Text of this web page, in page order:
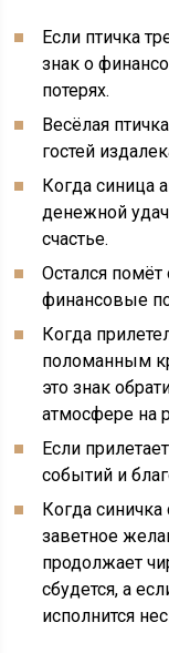
Если птичка
знак о
потерях.
Весёлая
гостей
Когда синица
денежной
счастье.
Остался помёт
финансовые
Когда
поломанным
это знак
атмосфере на
Если
событий и
Когда синичка
заветное
продолжает
сбудется, а
исполнится